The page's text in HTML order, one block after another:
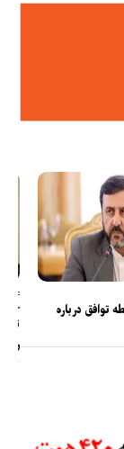
توافق درباره
عضو
را